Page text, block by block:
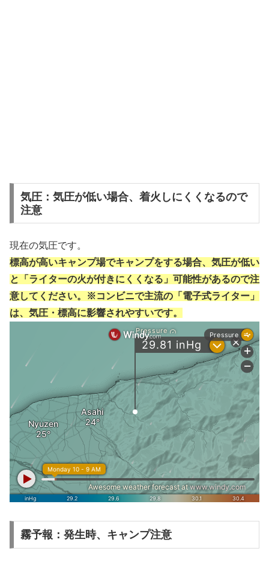
気圧：気圧が低い場合、着火しにくくなるので
注意
現在の気圧です。
標高が高いキャンプ場でキャンプをする場合、気圧が低い
と「ライターの火が付きにくくなる」可能性があるので注
意してください。※コンビニで主流の「電子式ライター」
は、気圧・標高に影響されやすいです。
霧予報：発生時、キャンプ注意